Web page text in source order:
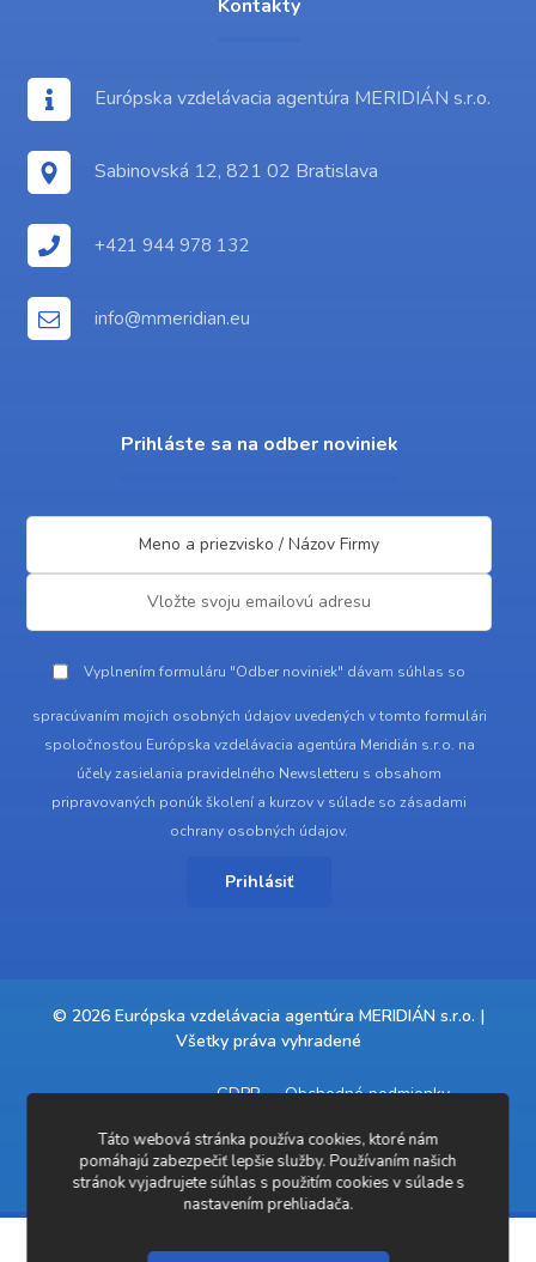
Kontakty
Európska vzdelávacia agentúra MERIDIÁN s.r.o.
Sabinovská 12, 821 02 Bratislava
+421 944 978 132
info@mmeridian.eu
Prihláste sa na odber noviniek
Vyplnením formuláru "Odber noviniek" dávam súhlas so
spracúvaním mojich osobných údajov uvedených v tomto formulári
spoločnosťou Európska vzdelávacia agentúra Meridián s.r.o. na
účely zasielania pravidelného Newsletteru s obsahom
pripravovaných ponúk školení a kurzov v súlade so zásadami
ochrany osobných údajov.
Prihlásiť
© 2026 Európska vzdelávacia agentúra MERIDIÁN s.r.o. |
Všetky práva vyhradené
Obchodné podmienky
GDPR
Partneri: Event Professional Agencya
Mystery Shopping EU
Táto webová stránka používa cookies, ktoré nám
pomáhajú zabezpečiť lepšie služby. Používaním našich
stránok vyjadrujete súhlas s použitím cookies v súlade s
nastavením prehliadača.